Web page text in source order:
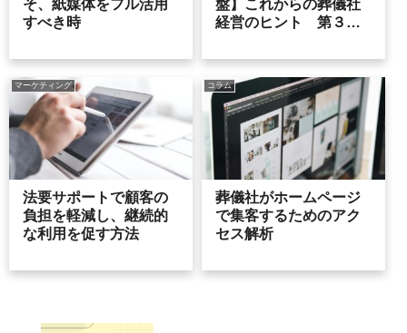
そ、紙媒体をフル活用
すべき時
盤】これからの葬儀社
経営のヒント 第３５
マーケティング
法要サポートで顧客の
負担を軽減し、継続的
な利用を促す方法
コラム
葬儀社がホームページ
で集客するためのアク
セス解析